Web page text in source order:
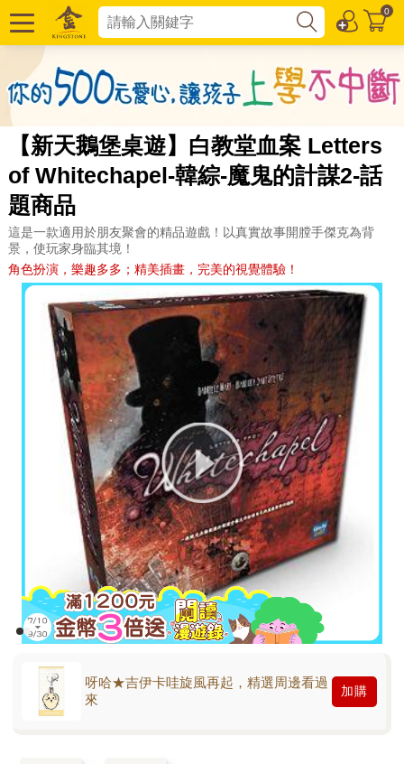
0
【新天鵝堡桌遊】白教堂血案 Letters
of Whitechapel-韓綜-魔鬼的計謀2-話
題商品
這是一款適用於朋友聚會的精品遊戲！以真實故事開膛手傑克為背
景，使玩家身臨其境！
角色扮演，樂趣多多；精美插畫，完美的視覺體驗！
呀哈★吉伊卡哇旋風再起，精選周邊看過
來
加購